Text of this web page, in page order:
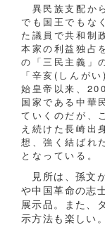
異民族支配か
でも国王でもな
た議員で共和制
本家の利益独占
の「三民主義」
「辛亥(しんが
始皇帝以来、
国家である中華
ていくのだが、
え続けた長崎出
想、強く結ばれ
となっている。
見所は、孫文
や中国革命の志
展示品。また、
示方法も楽しい。